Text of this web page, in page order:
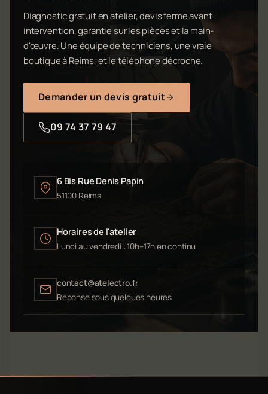
Diagnostic gratuit en atelier, devis ferme avant
intervention, garantie sur les pièces et la main-
d'œuvre. Une équipe de techniciens, une vraie
boutique à Reims, et le téléphone décroche.
Demander un devis gratuit
09 74 37 79 47
6 Bis Rue Denis Papin
51100 Reims
Horaires de l'atelier
Lundi au vendredi : 10h–17h en continu
contact@atelectro.fr
Réponse sous quelques heures